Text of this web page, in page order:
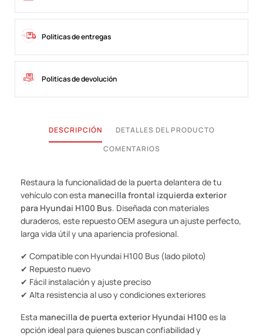
Politicas de entregas
Politicas de devolución
DESCRIPCIÓN
DETALLES DEL PRODUCTO
COMENTARIOS
Restaura la funcionalidad de la puerta delantera de tu
vehículo con esta manecilla frontal izquierda exterior
para Hyundai H100 Bus. Diseñada con materiales
duraderos, este repuesto OEM asegura un ajuste perfecto,
larga vida útil y una apariencia profesional.
✔ Compatible con Hyundai H100 Bus (lado piloto)
✔ Repuesto nuevo
✔ Fácil instalación y ajuste preciso
✔ Alta resistencia al uso y condiciones exteriores
Esta manecilla de puerta exterior Hyundai H100 es la
opción ideal para quienes buscan confiabilidad y